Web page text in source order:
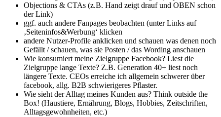
Objections & CTAs (z.B. Hand zeigt drauf und OBEN schon
der Link)
ggf. auch andere Fanpages beobachten (unter Links auf
‚Seiteninfos&Werbung‘ klicken
andere Nutzer-Profile anklicken und schauen was denen noch
Gefällt / schauen, was sie Posten / das Wording anschauen
Wie konsumiert meine Zielgruppe Facebook? Liest die
Zielgruppe lange Texte? Z.B. Generation 40+ liest noch
längere Texte. CEOs erreiche ich allgemein schwerer über
facebook, allg. B2B schwierigeres Pflaster.
Wie sieht der Alltag meines Kunden aus? Think outside the
Box! (Haustiere, Ernährung, Blogs, Hobbies, Zeitschriften,
Alltagsgewohnheiten, etc.)